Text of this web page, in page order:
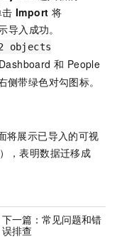
Import 将
导入成功。
objects
和 People
带绿色对勾图标。
将展示已导入的可视
，表明数据迁移成
下一篇：常见问题和错
误排查